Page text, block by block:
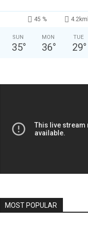
45 %
SUN
35°
MON
36°
TUE
29°
MOST POPULAR